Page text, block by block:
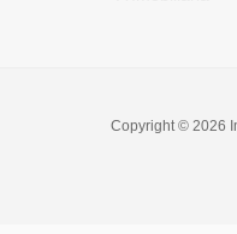
Copyright © 2026